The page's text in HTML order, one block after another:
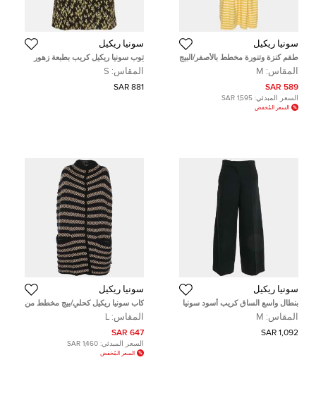
سونيا ريكيل
طقم كنزة وتنورة مخطط بالأصفر/البيج
سونيا ريكل حجم متوسط
المقاس: M
589 SAR
السعر المبدئي: 1,595 SAR
السعر المُخفض
سونيا ريكيل
توب سونيا ريكيل كريب بطبعة زهور
أسود مقاس صغير
المقاس: S
881 SAR
سونيا ريكيل
بنطال واسع الساق كريب أسود سونيا
ريكل متوسط
المقاس: M
1,092 SAR
سونيا ريكيل
كاب سونيا ريكيل كحلي/بيج مخطط من
مزيج الصوف مقاس كبير (لارج)
المقاس: L
647 SAR
السعر المبدئي: 1,460 SAR
السعر المُخفض